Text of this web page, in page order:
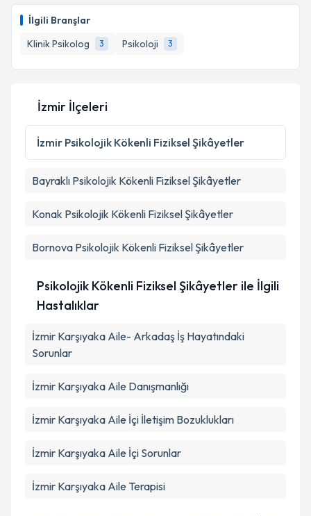
İlgili Branşlar
Klinik Psikolog
3 Psikoloji 3
için bir takvim hazırlandığında e-posta ile
bilgilendireceğiz.
E-posta Adresiniz
Kişisel verilerimin işlenmesine ilişkin
Aydınlatma
Metni'ni okudum ve kişisel verilerimin belirtilen
Takvim Talebini Gönder
İzmir İlçeleri
İzmir Psikolojik Kökenli Fiziksel Şikâyetler
Bayraklı Psikolojik Kökenli Fiziksel Şikâyetler
Konak Psikolojik Kökenli Fiziksel Şikâyetler
Bornova Psikolojik Kökenli Fiziksel Şikâyetler
Psikolojik Kökenli Fiziksel Şikâyetler ile İlgili
Hastalıklar
İzmir Karşıyaka Aile- Arkadaş İş Hayatındaki
Sorunlar
İzmir Karşıyaka Aile Danışmanlığı
İzmir Karşıyaka Aile İçi İletişim Bozuklukları
İzmir Karşıyaka Aile İçi Sorunlar
İzmir Karşıyaka Aile Terapisi